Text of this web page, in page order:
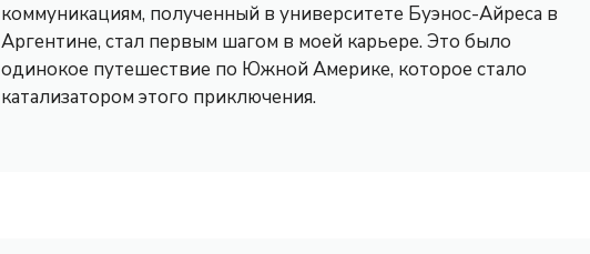
коммуникациям, полученный в университете Буэнос-Айреса в
Аргентине, стал первым шагом в моей карьере. Это было
одинокое путешествие по Южной Америке, которое стало
катализатором этого приключения.